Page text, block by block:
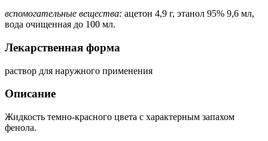
вспомогательные вещества: ацетон 4,9 г, этанол 95% 9,6 мл,
вода очищенная до 100 мл.
Лекарственная форма
раствор для наружного применения
Описание
Жидкость темно-красного цвета с характерным запахом
фенола.